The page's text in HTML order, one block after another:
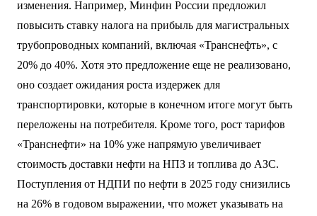
изменения. Например, Минфин России предложил
повысить ставку налога на прибыль для магистральных
трубопроводных компаний, включая «Транснефть», с
20% до 40%. Хотя это предложение еще не реализовано,
оно создает ожидания роста издержек для
транспортировки, которые в конечном итоге могут быть
переложены на потребителя. Кроме того, рост тарифов
«Транснефти» на 10% уже напрямую увеличивает
стоимость доставки нефти на НПЗ и топлива до АЗС.
Поступления от НДПИ по нефти в 2025 году снизились
на 26% в годовом выражении, что может указывать на